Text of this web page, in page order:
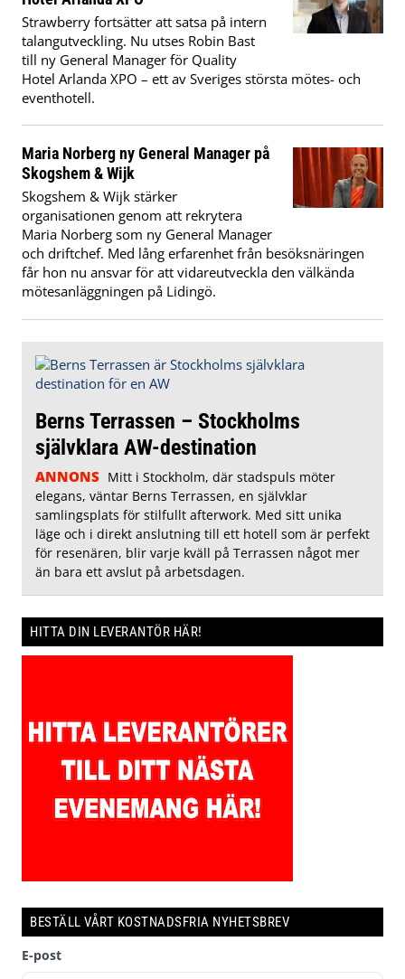
Strawberry fortsätter att satsa på intern
talangutveckling. Nu utses Robin Bast
till ny General Manager för Quality
Hotel Arlanda XPO – ett av Sveriges största mötes- och
eventhotell.
Maria Norberg ny General Manager på
Skogshem & Wijk
Skogshem & Wijk stärker
organisationen genom att rekrytera
Maria Norberg som ny General Manager
och driftchef. Med lång erfarenhet från besöksnäringen
får hon nu ansvar för att vidareutveckla den välkända
mötesanläggningen på Lidingö.
Berns Terrassen – Stockholms
självklara AW-destination
ANNONS Mitt i Stockholm, där stadspuls möter
elegans, väntar Berns Terrassen, en självklar
samlingsplats för stilfullt afterwork. Med sitt unika
läge och i direkt anslutning till ett hotell som är perfekt
för resenären, blir varje kväll på Terrassen något mer
än bara ett avslut på arbetsdagen.
HITTA DIN LEVERANTÖR HÄR!
BESTÄLL VÅRT KOSTNADSFRIA NYHETSBREV
E-post